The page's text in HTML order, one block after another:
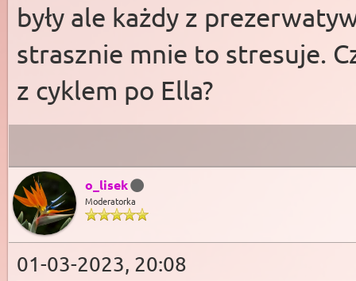
były ale każdy z
strasznie mnie to stresuje.
z cyklem po Ella?
o_lisek
Moderatorka
01-03-2023, 20:08